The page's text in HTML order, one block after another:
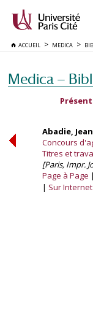
ACCUEIL MEDICA
Medica —
Abadie,
Concours
Titres et
[Paris, Impr.
Page à Page
Sur